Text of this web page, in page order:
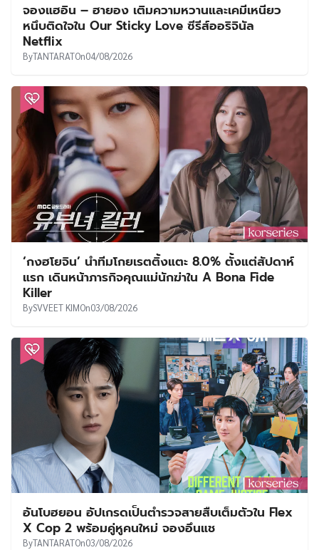
จองแฮอิน – ฮายอง เติมความหวานและเคมีเหนียว
หนึบติดใจใน Our Sticky Love ซีรีส์ออริจินัล
Netflix
ByTANTARATOn04/08/2026
‘กงฮโยจิน’ นำทีมโกยเรตติ้งแตะ 8.0% ตั้งแต่สัปดาห์
แรก เดินหน้าภารกิจคุณแม่นักฆ่าใน A Bona Fide
Killer
BySVVEET KIMOn03/08/2026
อันโบฮยอน อัปเกรดเป็นตำรวจสายสืบเต็มตัวใน Flex
X Cop 2 พร้อมคู่หูคนใหม่ จองอึนแช
ByTANTARATOn03/08/2026